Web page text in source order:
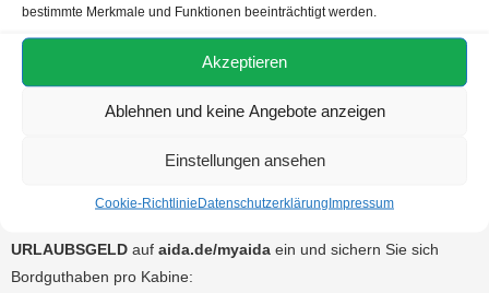
bestimmte Merkmale und Funktionen beeinträchtigt werden.
Akzeptieren
Ablehnen und keine Angebote anzeigen
Einstellungen ansehen
Cookie-RichtlinieDatenschutzerklärungImpressum
April 2026 bis Oktober 2026
Gültige Tarife:COMFORT ALL IN, PREMIUM ALL IN,
Ihr Bordguthaben mit dem Aktionscode
URLAUBSGELD auf aida.de/myaida ein und sichern Sie sich
Bordguthaben pro Kabine: